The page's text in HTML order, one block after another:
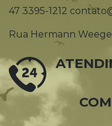
47 3395-1212
Rua Hermann